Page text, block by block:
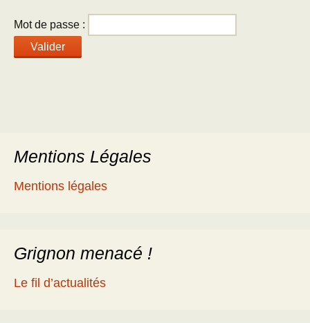
Mot de passe :
Mentions Légales
Mentions légales
Grignon menacé !
Le fil d’actualités